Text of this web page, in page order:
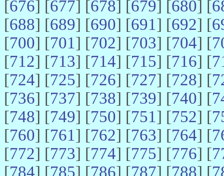
[676] [677] [678] [679] [680] [
[688] [689] [690] [691] [692] [
[700] [701] [702] [703] [704] [
[712] [713] [714] [715] [716] [
[724] [725] [726] [727] [728] [
[736] [737] [738] [739] [740] [
[748] [749] [750] [751] [752] [
[760] [761] [762] [763] [764] [
[772] [773] [774] [775] [776] [
[784] [785] [786] [787] [788] [